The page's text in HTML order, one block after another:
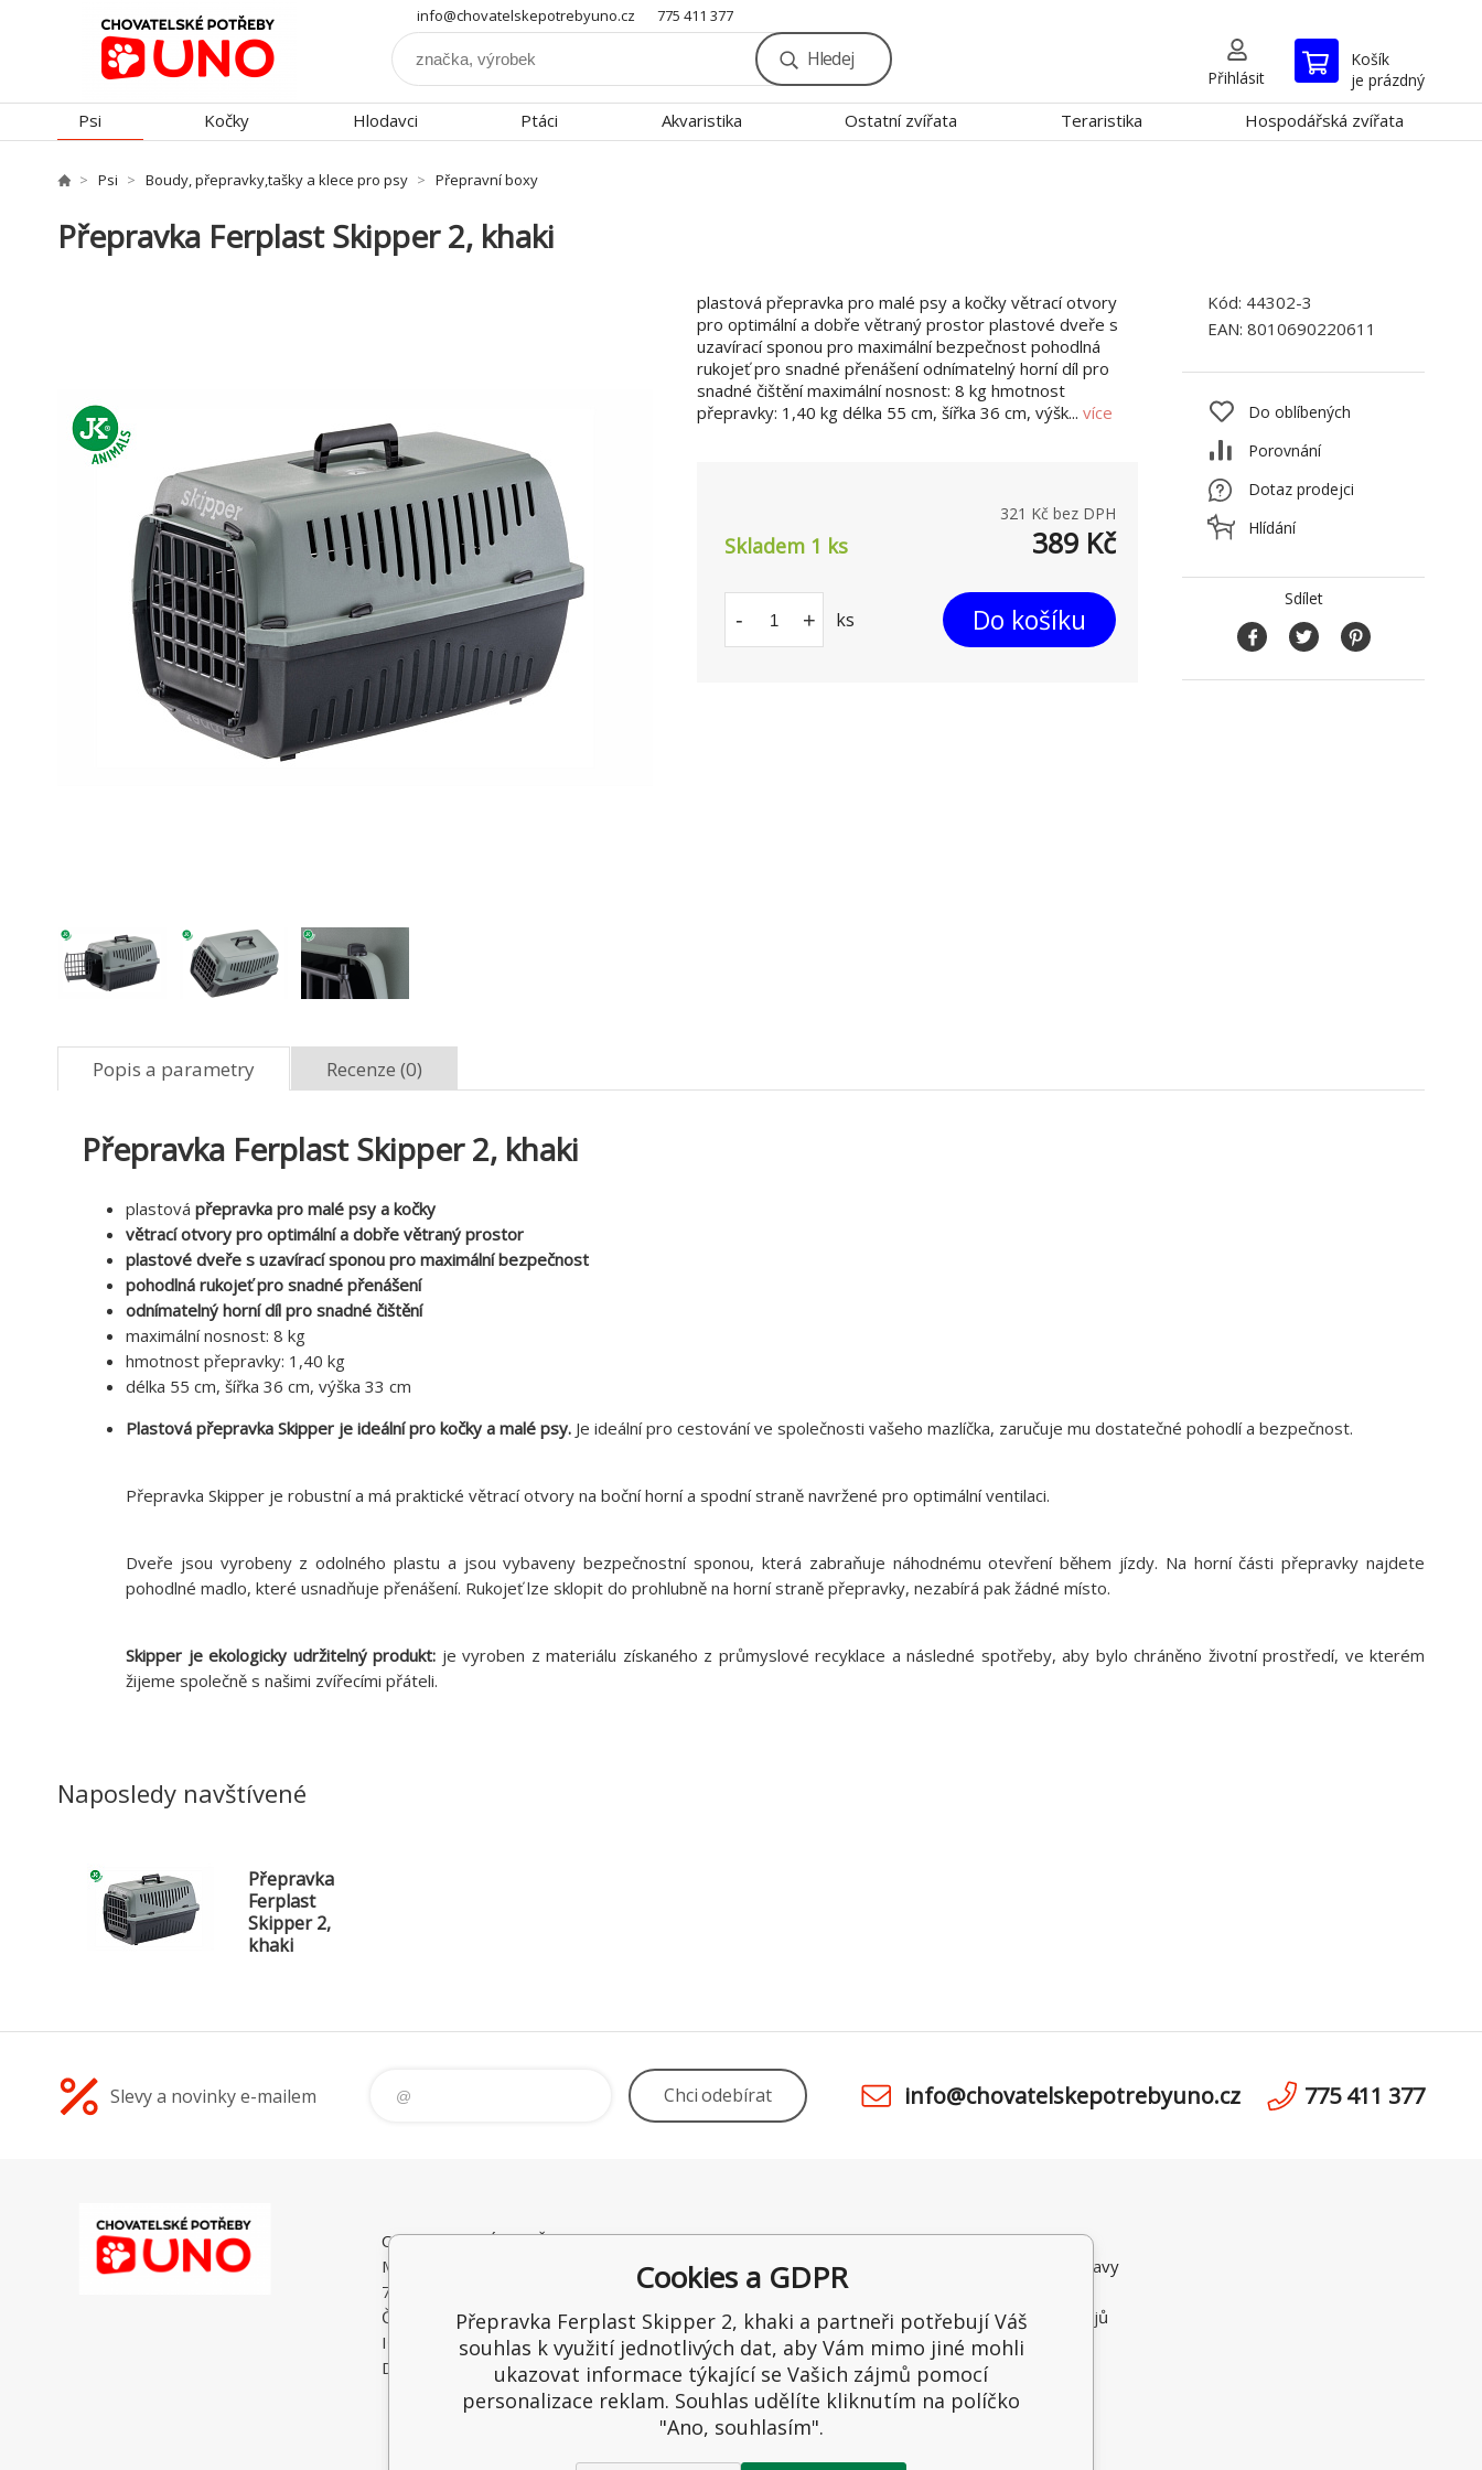
info@chovatelskepotrebyuno.cz 775 411 377
Hledej
Přihlásit
Košík
je prázdný
Psi Kočky Hlodavci Ptáci Akvaristika Ostatní zvířata Teraristika Hospodářská zvířata
Psi Boudy, přepravky,tašky a klece pro psy Přepravní boxy
Přepravka Ferplast Skipper 2, khaki
plastová přepravka pro malé psy a kočky větrací otvory
pro optimální a dobře větraný prostor plastové dveře s
uzavírací sponou pro maximální bezpečnost pohodlná
rukojeť pro snadné přenášení odnímatelný horní díl pro
snadné čištění maximální nosnost: 8 kg hmotnost
přepravky: 1,40 kg délka 55 cm, šířka 36 cm, výšk... více
321 Kč bez DPH
Skladem 1 ks 389 Kč
- + ks Do košíku
Kód: 44302-3
EAN: 8010690220611
Do oblíbených
Porovnání
Dotaz prodejci
Hlídání
Sdílet
Popis a parametry Recenze (0)
Přepravka Ferplast Skipper 2, khaki
plastová přepravka pro malé psy a kočky
větrací otvory pro optimální a dobře větraný prostor
plastové dveře s uzavírací sponou pro maximální bezpečnost
pohodlná rukojeť pro snadné přenášení
odnímatelný horní díl pro snadné čištění
maximální nosnost: 8 kg
hmotnost přepravky: 1,40 kg
délka 55 cm, šířka 36 cm, výška 33 cm
Plastová přepravka Skipper je ideální pro kočky a malé psy. Je ideální pro cestování ve společnosti vašeho mazlíčka, zaručuje mu dostatečné pohodlí a bezpečnost.
Přepravka Skipper je robustní a má praktické větrací otvory na boční horní a spodní straně navržené pro optimální ventilaci.
Dveře jsou vyrobeny z odolného plastu a jsou vybaveny bezpečnostní sponou, která zabraňuje náhodnému otevření během jízdy. Na horní části přepravky najdete
pohodlné madlo, které usnadňuje přenášení. Rukojeť lze sklopit do prohlubně na horní straně přepravky, nezabírá pak žádné místo.
Skipper je ekologicky udržitelný produkt: je vyroben z materiálu získaného z průmyslové recyklace a následné spotřeby, aby bylo chráněno životní prostředí, ve kterém
žijeme společně s našimi zvířecími přáteli.
Naposledy navštívené
Přepravka
Ferplast
Skipper 2,
khaki
Slevy a novinky e-mailem Chciodebírat info@chovatelskepotrebyuno.cz 775 411 377
CHOVATELSKÉ POTŘEBY UNO
Malé Heraltice 28
74775 Velké Heraltice
Česká Republika
IČO: 61953741
DIČ: CZ7405265549
Odstoupení od smlouvy
Kamenná prodejna
Reklamace
Recenze
Obchodní podmínky
Ceny a možnosti dopravy
Ochrana osobních údajů
Reklamační řád
Cookies a GDPR
Přepravka Ferplast Skipper 2, khaki a partneři potřebují Váš
souhlas k využití jednotlivých dat, aby Vám mimo jiné mohli
ukazovat informace týkající se Vašich zájmů pomocí
personalizace reklam. Souhlas udělíte kliknutím na políčko
"Ano, souhlasím".